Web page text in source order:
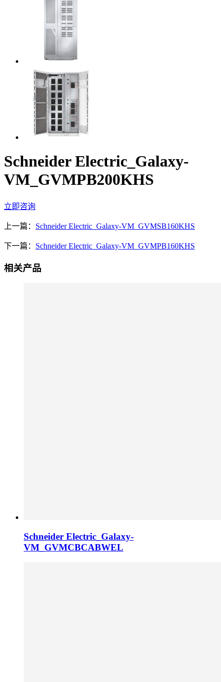
Schneider Electric_Galaxy-
VM_GVMPB200KHS
立即咨询
上一篇： Schneider Electric_Galaxy-VM_GVMSB160KHS
下一篇： Schneider Electric_Galaxy-VM_GVMPB160KHS
相关产品
Schneider Electric_Galaxy-
VM_GVMCBCABWEL